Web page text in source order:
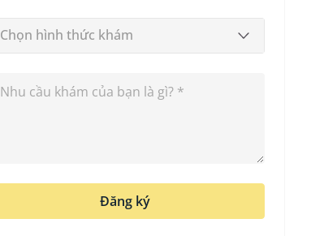
Chọn hình thức khám
Đăng ký